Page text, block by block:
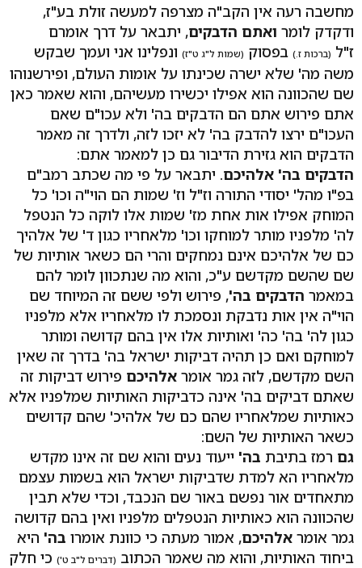
מחשבה רעה אין הקב"ה מצרפה למעשה זולת בע"ז,
ודקדק לומר ואתם הדבקים, יתבאר על דרך אומרם
ז"ל (ברכות ז.) בפסוק (שמות ל"ג ט"ז) ונפלינו אני ועמך שבקש
משה מה' שלא ישרה שכינתו על אומות העולם, ופירשנוהו
שם שהכוונה הוא אפילו יכשירו מעשיהם, והוא שאמר כאן
אתם פירוש אתם הם הדבקים בה' ולא עכו"ם שאם
העכו"ם ירצו להדבק בה' לא יזכו לזה, ולדרך זה מאמר
הדבקים הוא גזירת הדיבור גם כן למאמר אתם:
הדבקים בה' אלהיכם. יתבאר על פי מה שכתב רמב"ם
בפ"ו מהל' יסודי התורה וז"ל וז' שמות הם הוי"ה וכו' כל
המוחק אפילו אות אחת מז' שמות אלו לוקה כל הנטפל
לה' מלפניו מותר למוחקו וכו' מלאחריו כגון ד' של אלהיך
כם של אלהיכם אינם נמחקים והרי הם כשאר אותיות של
שם שהשם מקדשם ע"כ, והוא מה שנתכוון לומר להם
במאמר הדבקים בה', פירוש ולפי ששם זה המיוחד שם
הוי"ה אין אות נדבקת ונסמכת לו מלאחריו אלא מלפניו
כגון לה' בה' כה' ואותיות אלו אין בהם קדושה ומותר
למוחקם ואם כן תהיה דביקות ישראל בה' בדרך זה שאין
השם מקדשם, לזה גמר אומר אלהיכם פירוש דביקות זה
שאתם דביקים בה' אינה כדביקות האותיות שמלפניו אלא
כאותיות שמלאחריו שהם כם של אלהיכ' שהם קדושים
כשאר האותיות של השם:
גם רמז בתיבת בה' ייעוד נעים והוא שם זה אינו מקדש
מלאחריו הא למדת שדביקות ישראל הוא בשמות עצמם
מתאחדים אור נפשם באור שם הנכבד, וכדי שלא תבין
שהכוונה הוא כאותיות הנטפלים מלפניו ואין בהם קדושה
גמר אומר אלהיכם, אמור מעתה כי כוונת אומרו בה' היא
ביחוד האותיות, והוא מה שאמר הכתוב (דברים ל"ב ט') כי חלק